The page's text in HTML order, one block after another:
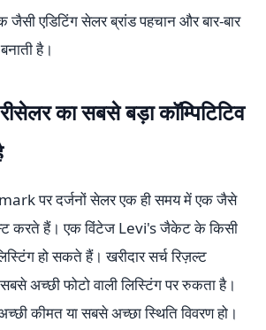
जैसी एडिटिंग सेलर ब्रांड पहचान और बार-बार
है।
का सबसे बड़ा कॉम्पिटिटिव
पर दर्जनों सेलर एक ही समय में एक जैसे
करते हैं। एक विंटेज Levi's जैकेट के किसी
हो सकते हैं। खरीदार सर्च रिज़ल्ट
अच्छी फोटो वाली लिस्टिंग पर रुकता है।
कीमत या सबसे अच्छा स्थिति विवरण हो।